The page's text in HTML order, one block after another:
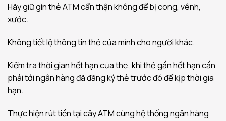
Hãy giữ gìn thẻ ATM cẩn thận không để bị cong, vênh,
xước.
Không tiết lộ thông tin thẻ của mình cho người khác.
Kiểm tra thời gian hết hạn của thẻ, khi thẻ gần hết hạn cần
phải tới ngân hàng đã đăng ký thẻ trước đó để kịp thời gia
hạn.
Thực hiện rút tiền tại cây ATM cùng hệ thống ngân hàng